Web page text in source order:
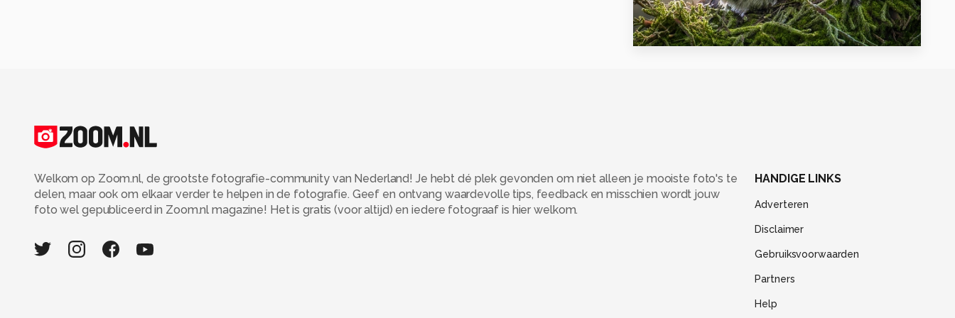
7
Welkom op Zoom.nl, de grootste fotografie-community van Nederland! Je hebt dé plek gevonden om niet alleen je mooiste foto's te
delen, maar ook om elkaar verder te helpen in de fotografie. Geef en ontvang waardevolle tips, feedback en misschien wordt jouw
foto wel gepubliceerd in Zoom.nl magazine! Het is gratis (voor altijd) en iedere fotograaf is hier welkom.
HANDIGE LINKS
Adverteren
Disclaimer
Gebruiksvoorwaarden
Partners
Help